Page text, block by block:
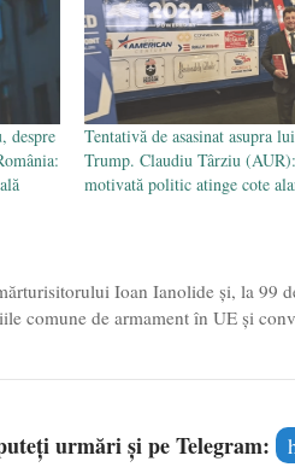
despre
Tentativă de asasinat asupra
Trump. Claudiu Târziu
motivată politic atinge cote
Ioan Ianolide și, la 99
comune de armament în UE și
urmări și pe Telegram: